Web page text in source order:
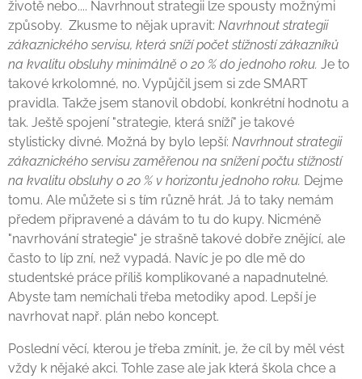
životě nebo.... Navrhnout strategii lze spousty možnými
způsoby. Zkusme to nějak upravit: Navrhnout strategii
zákaznického servisu, která sníží počet stížností zákazníků
na kvalitu obsluhy minimálně o 20 % do jednoho roku. Je to
takové krkolomné, no. Vypůjčil jsem si zde SMART
pravidla. Takže jsem stanovil období, konkrétní hodnotu a
tak. Ještě spojení "strategie, která sníží" je takové
stylisticky divné. Možná by bylo lepší: Navrhnout strategii
zákaznického servisu zaměřenou na snížení počtu stížností
na kvalitu obsluhy o 20 % v horizontu jednoho roku. Dejme
tomu. Ale můžete si s tím různě hrát. Já to taky nemám
předem připravené a dávám to tu do kupy. Nicméně
"navrhování strategie" je strašně takové dobře znějící, ale
často to líp zní, než vypadá. Navíc je po dle mě do
studentské práce příliš komplikované a napadnutelné.
Abyste tam nemíchali třeba metodiky apod. Lepší je
navrhovat např. plán nebo koncept.
Poslední věcí, kterou je třeba zmínit, je, že cíl by měl vést
vždy k nějaké akci. Tohle zase ale jak která škola chce a